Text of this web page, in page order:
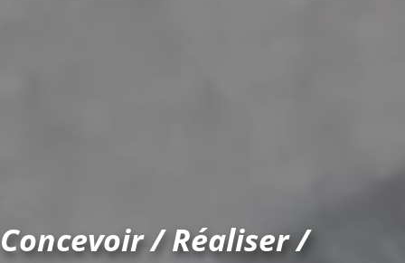
Concevoir / Réaliser /